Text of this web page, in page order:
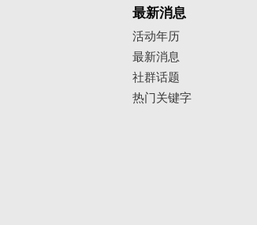
最新消息
活动年历
最新消息
社群话题
热门关键字